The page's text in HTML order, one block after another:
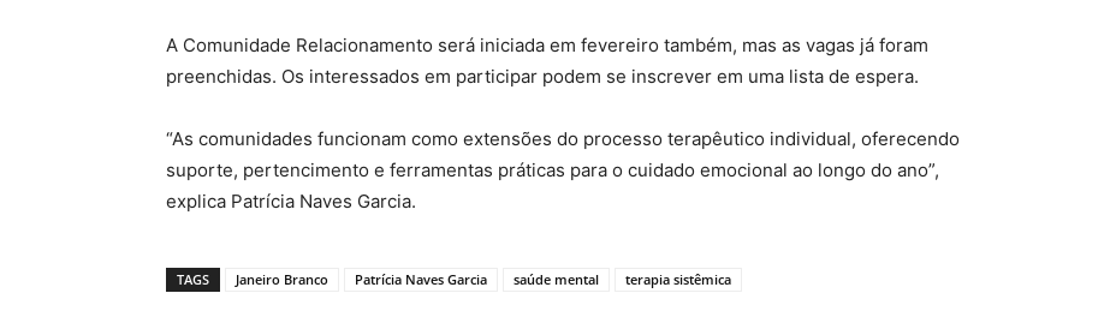
A Comunidade Relacionamento será iniciada em fevereiro também, mas as vagas já foram
preenchidas. Os interessados em participar podem se inscrever em uma lista de espera.
“As comunidades funcionam como extensões do processo terapêutico individual, oferecendo
suporte, pertencimento e ferramentas práticas para o cuidado emocional ao longo do ano”,
explica Patrícia Naves Garcia.
TAGS Janeiro Branco Patrícia Naves Garcia saúde mental terapia sistêmica